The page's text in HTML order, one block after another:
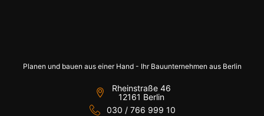
Planen und bauen aus einer Hand - Ihr Bauunternehmen aus Berlin
Rheinstraße 46
12161 Berlin
030 / 766 999 10